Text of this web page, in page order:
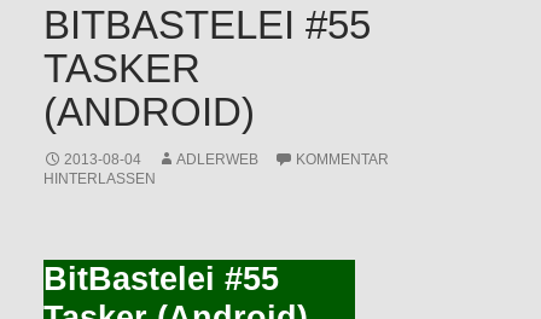
BITBASTELEI #55
TASKER
(ANDROID)
2013-08-04 ADLERWEB
KOMMENTAR
HINTERLASSEN
BitBastelei #55